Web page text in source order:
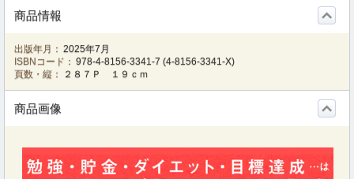
商品情報
出版年月： 2025年7月
ISBNコード： 978-4-8156-3341-7 (4-8156-3341-X)
頁数・縦：
２８７Ｐ １９ｃｍ
商品画像